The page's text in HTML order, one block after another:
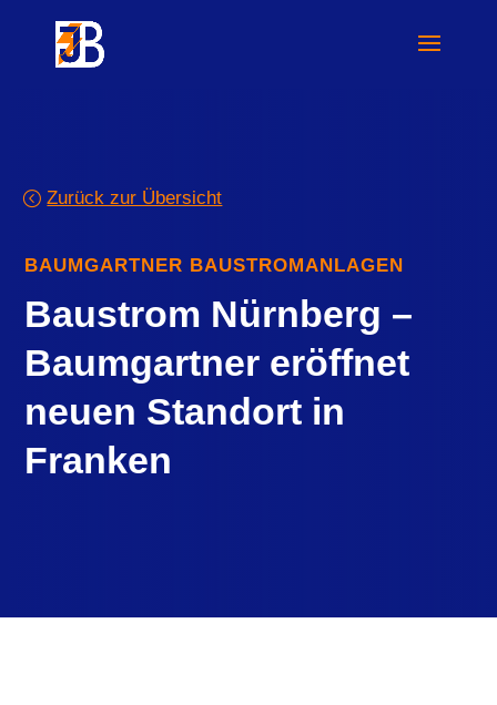
Zurück zur Übersicht
BAUMGARTNER BAUSTROMANLAGEN
Baustrom Nürnberg –
Baumgartner eröffnet
neuen Standort in
Franken